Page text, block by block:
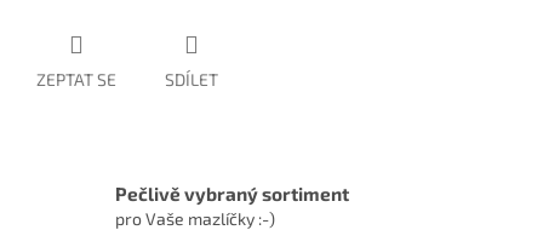
ZEPTAT SE SDÍLET
Pečlivě vybraný sortiment
pro Vaše mazlíčky :-)